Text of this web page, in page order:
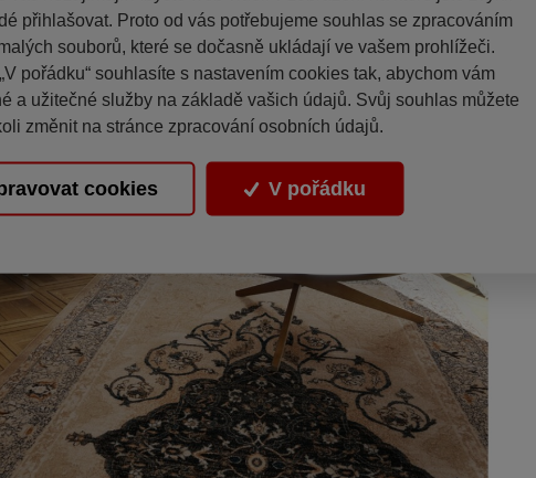
přihlašovat. Proto od vás potřebujeme souhlas se zpracováním
souborů, které se dočasně ukládají ve vašem prohlížeči.
pořádku“ souhlasíte s nastavením cookies tak, abychom vám
a užitečné služby na základě vašich údajů. Svůj souhlas můžete
změnit na stránce zpracování osobních údajů.
cookies V pořádku